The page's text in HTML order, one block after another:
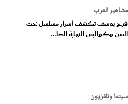
مشاهير العرب
فرح يوسف تكشف أسرار مسلسل تحت
السن وكواليس النهاية الصا...
سينما وتلفزيون